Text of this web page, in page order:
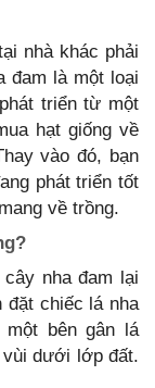
nhà khác phải
đam là một loại
triển từ một
hạt giống về
vào đó, bạn
phát triển tốt
về trồng.
nha đam lại
đặt chiếc lá nha
một bên gân lá
dưới lớp đất.